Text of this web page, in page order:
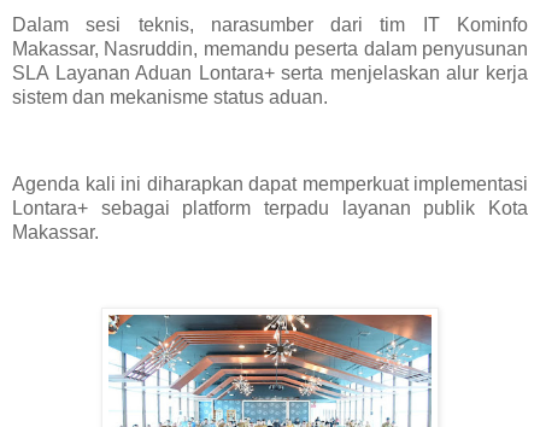
Dalam sesi teknis, narasumber dari tim IT Kominfo
Makassar, Nasruddin, memandu peserta dalam penyusunan
SLA Layanan Aduan Lontara+ serta menjelaskan alur kerja
sistem dan mekanisme status aduan.
Agenda kali ini diharapkan dapat memperkuat implementasi
Lontara+ sebagai platform terpadu layanan publik Kota
Makassar.